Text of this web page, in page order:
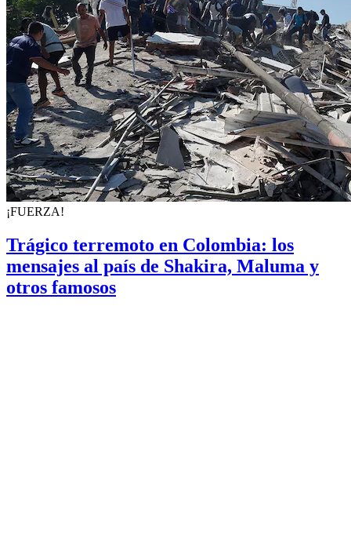
¡FUERZA!
Trágico terremoto en Colombia: los
mensajes al país de Shakira, Maluma y
otros famosos